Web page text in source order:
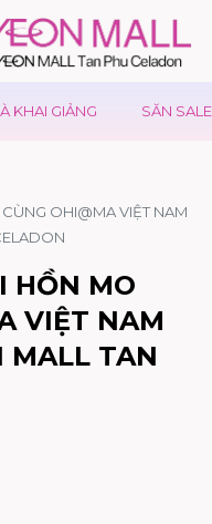
GIẢNG SĂN SALE
OHI@MA VIỆT NAM
HỒN MO
VIỆT NAM
MALL TAN